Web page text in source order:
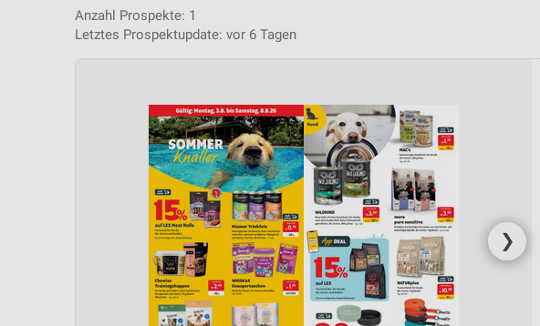
Anzahl Prospekte: 1
Letztes Prospektupdate: vor 6 Tagen
❯